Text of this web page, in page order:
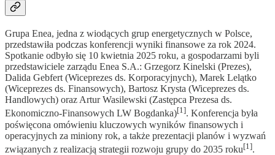
Grupa Enea, jedna z wiodących grup energetycznych w Polsce,
przedstawiła podczas konferencji wyniki finansowe za rok 2024.
Spotkanie odbyło się 10 kwietnia 2025 roku, a gospodarzami byli
przedstawiciele zarządu Enea S.A.: Grzegorz Kinelski (Prezes),
Dalida Gebfert (Wiceprezes ds. Korporacyjnych), Marek Lelątko
(Wiceprezes ds. Finansowych), Bartosz Krysta (Wiceprezes ds.
Handlowych) oraz Artur Wasilewski (Zastępca Prezesa ds.
Ekonomiczno-Finansowych LW Bogdanka)[1]. Konferencja była
poświęcona omówieniu kluczowych wyników finansowych i
operacyjnych za miniony rok, a także prezentacji planów i wyzwań
związanych z realizacją strategii rozwoju grupy do 2035 roku[1].